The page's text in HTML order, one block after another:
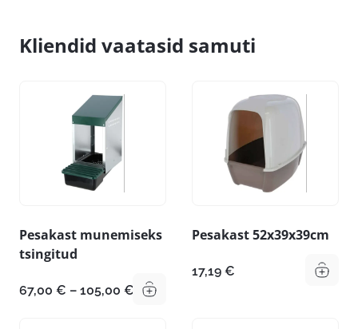
Kliendid vaatasid samuti
Pesakast munemiseks
tsingitud
67,00 € – 105,00 € Hinnavahemik:
Pesakast 52x39x39cm
17,19 €